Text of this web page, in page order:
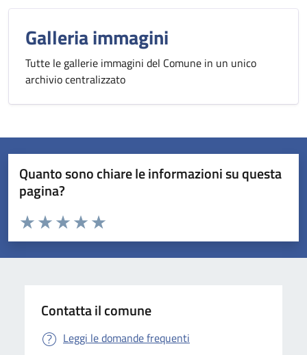
Galleria immagini
Tutte le gallerie immagini del Comune in un unico
archivio centralizzato
Quanto sono chiare le informazioni su questa
pagina?
Valuta da 1 a 5 stelle la pagina
Valuta 5 stelle su 5
Valuta 4 stelle su 5
Valuta 3 stelle su 5
Valuta 2 stelle su 5
Valuta 1 stelle su 5
Contatta il comune
Leggi le domande frequenti